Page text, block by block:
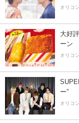
オリコ
大好
ーン
オリコ
ー”
オリコ